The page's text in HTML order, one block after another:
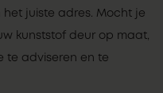
juiste adres. Mocht je
kunststof deur op maat,
te adviseren en te